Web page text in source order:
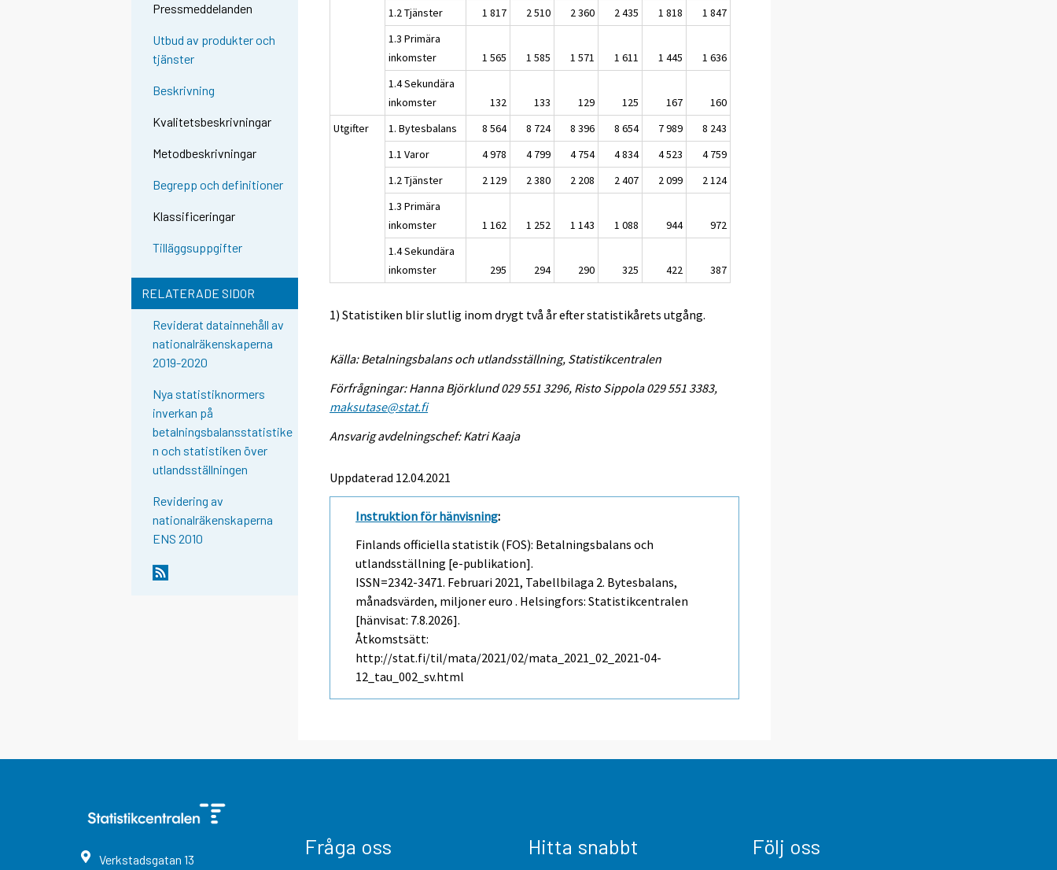
Pressmeddelanden
Utbud av produkter och
tjänster
Beskrivning
Kvalitetsbeskrivningar
Metodbeskrivningar
Begrepp och definitioner
Klassificeringar
Tilläggsuppgifter
RELATERADE SIDOR
Reviderat datainnehåll av
nationalräkenskaperna
2019-2020
Nya statistiknormers
inverkan på
betalningsbalansstatistike
n och statistiken över
utlandsställningen
Revidering av
nationalräkenskaperna
ENS 2010
1.2 Tjänster
1 817 2 510 2 360 2 435 1 818
1 847
1.3 Primära
inkomster
1 565 1 585 1 571 1 611 1 445
1 636
1.4 Sekundära
inkomster
132 133 129 125 167
160
Utgifter
1. Bytesbalans 8 564 8 724 8 396 8 654 7 989
8 243
1.1 Varor
4 978 4 799 4 754 4 834 4 523
4 759
1.2 Tjänster
2 129 2 380 2 208 2 407 2 099
2 124
1.3 Primära
inkomster
1 162 1 252 1 143 1 088 944
972
1.4 Sekundära
inkomster
295 294 290 325 422 387
1) Statistiken blir slutlig inom drygt två år efter statistikårets utgång.
Källa: Betalningsbalans och utlandsställning, Statistikcentralen
Förfrågningar: Hanna Björklund 029 551 3296, Risto Sippola 029 551 3383,
maksutase@stat.fi
Ansvarig avdelningschef: Katri Kaaja
Uppdaterad 12.04.2021
Instruktion för hänvisning:
Finlands officiella statistik (FOS): Betalningsbalans och
utlandsställning [e-publikation].
ISSN=2342-3471. Februari 2021, Tabellbilaga 2. Bytesbalans,
månadsvärden, miljoner euro . Helsingfors: Statistikcentralen
[hänvisat: 7.8.2026].
Åtkomstsätt:
http://stat.fi/til/mata/2021/02/mata_2021_02_2021-04-
12_tau_002_sv.html
Verkstadsgatan 13
Fråga oss Hitta snabbt Följ oss